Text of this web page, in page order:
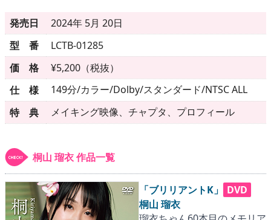
▶更新情報
▶ 個人情報保護について
▶よくあるご質問
▶ 会社概要
発売日
2024年 5月 20日
型 番
LCTB-01285
価 格
¥5,200（税抜）
仕 様
149分/カラー/Dolby/スタンダード/NTSC ALL
特 典
メイキング映像、チャプタ、プロフィール
桐山 瑠衣 作品一覧
「ブリリアントK」
DVD
桐山 瑠衣